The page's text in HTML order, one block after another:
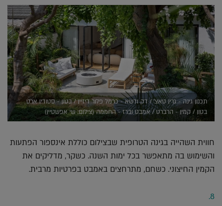
תכנון גינה - גרין טאצ' / דק ודשא - כרמל פלור דיזיין / בטון - סטודיו ארט
בטון / קמין - הרברט / אמבט וברז - החממה (צילום: שי אפשטיין)
חווית השהייה בגינה הטרופית שבצילום כוללת אינספור הפתעות
והשימוש בה מתאפשר בכל ימות השנה. כשקר, מדליקים את
הקמין החיצוני. כשחם, מתרחצים באמבט בפרטיות מרבית.
8.